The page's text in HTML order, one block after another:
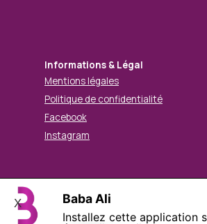
Informations & Légal
Mentions légales
Politique de confidentialité
Facebook
Instagram
© Mohamed BABA ALI. Tous droits
Baba Ali
Installez cette application
X